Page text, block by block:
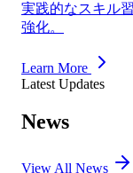
実践的なスキル
強化。
Learn More
Latest Updates
News
View All News